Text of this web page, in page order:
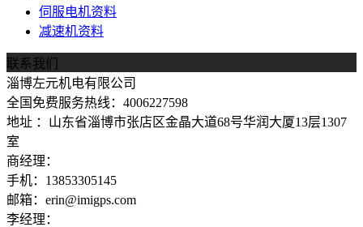
伺服电机资料
减速机资料
联系我们
淄博左元机电有限公司
全国免费服务热线：4006227598
地址 ：山东省淄博市张店区金晶大道68号华润大厦13层1307
室
商经理：
手机：13853305145
邮箱：erin@imigps.com
李经理：